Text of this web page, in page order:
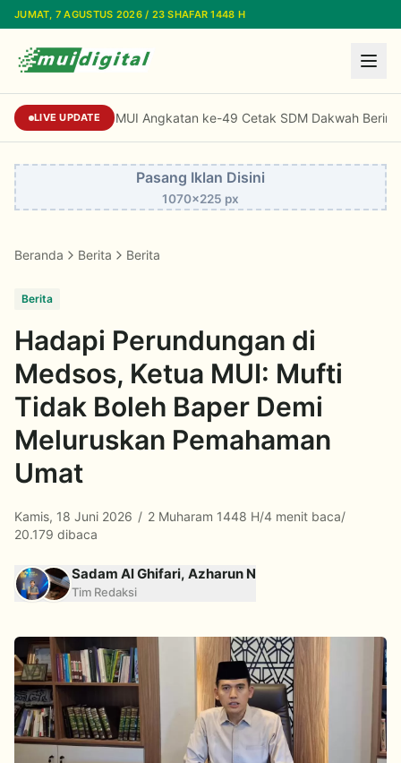
Lewati ke konten utama
JUMAT, 7 AGUSTUS 2026 / 23 SHAFAR 1448 H
LIVE UPDATE Standardisasi Dai MUI Angkatan ke-49 Cetak
Pasang Iklan Disini
1070x225 px
Beranda Berita Berita
Berita
Hadapi Perundungan di
Medsos, Ketua MUI: Mufti
Tidak Boleh Baper Demi
Meluruskan Pemahaman
Umat
Kamis, 18 Juni 2026 / 2 Muharam 1448 H/4 menit baca/
20.179 dibaca
Sadam Al Ghifari, Azharun N
Tim Redaksi